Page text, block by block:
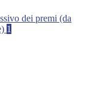
dei premi (da
1